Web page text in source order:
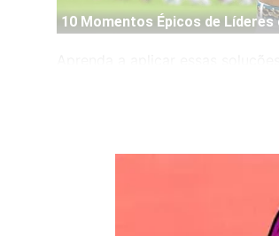
explicativo disponível no